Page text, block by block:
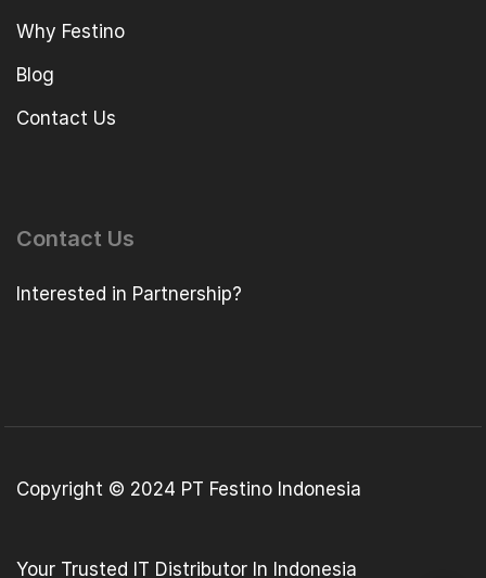
Why Festino
Blog
Contact Us
Contact Us
Interested in Partnership?
Copyright © 2024 PT Festino Indonesia
Your Trusted IT Distributor In Indonesia